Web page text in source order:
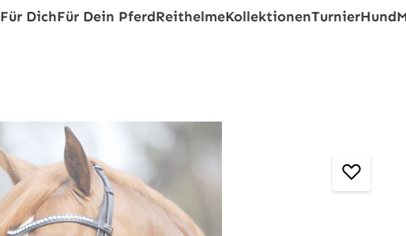
Für DichFür Dein PferdReithelmeKollektionenTurnierHund